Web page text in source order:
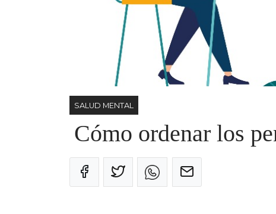
SALUD MENTAL
Cómo ordenar los